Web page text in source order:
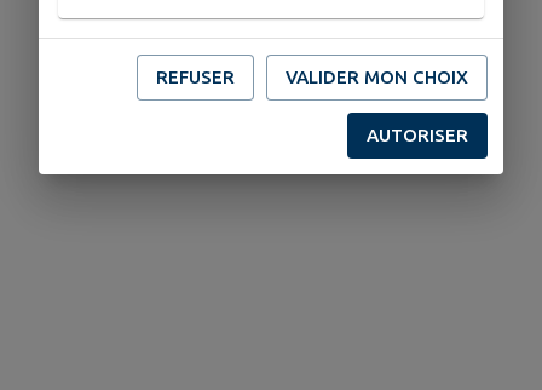
REFUSER VALIDER MON CHOIX
AUTORISER